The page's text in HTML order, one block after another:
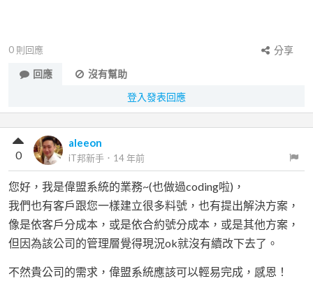
0 則回應
分享
回應
沒有幫助
登入發表回應
aleeon
iT邦新手 ． 14 年前
0
您好，我是偉盟系統的業務~(也做過coding啦)，
我們也有客戶跟您一樣建立很多料號，也有提出解決方案，
像是依客戶分成本，或是依合約號分成本，或是其他方案，
但因為該公司的管理層覺得現況ok就沒有續改下去了。
不然貴公司的需求，偉盟系統應該可以輕易完成，感恩！